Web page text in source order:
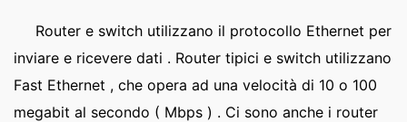
Router e switch utilizzano il protocollo Ethernet per
inviare e ricevere dati . Router tipici e switch utilizzano
Fast Ethernet , che opera ad una velocità di 10 o 100
megabit al secondo ( Mbps ) . Ci sono anche i router